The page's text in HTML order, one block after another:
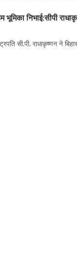
निभाई:सीपी
सी.पी. राधाकृष्णन ने